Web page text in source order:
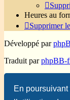
En
Heures au
Supprimer
Développé par
Traduit parphpBB-
Confidentialité